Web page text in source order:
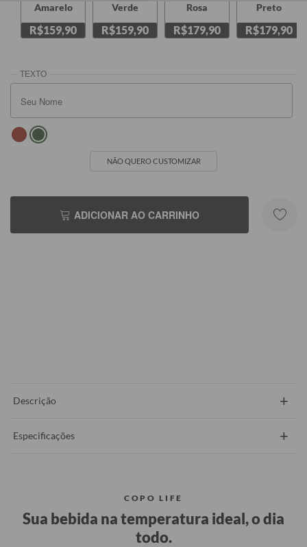
Amarelo
R$159,90
Verde
R$159,90
Rosa
R$179,90
Preto
R$179,90
NÃO QUERO CUSTOMIZAR
ADICIONAR AO CARRINHO
Descrição +
Especificações +
COPO LIFE
Sua bebida na temperatura ideal, o dia
todo.